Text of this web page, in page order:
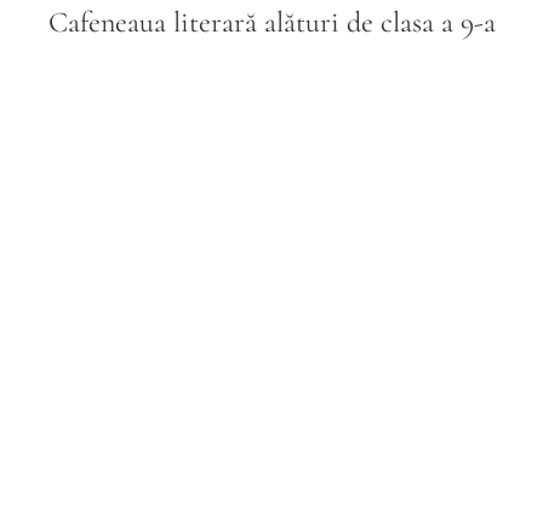
Cafeneaua literară alături de clasa a 9-a